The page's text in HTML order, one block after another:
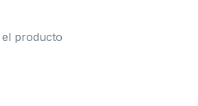
producto